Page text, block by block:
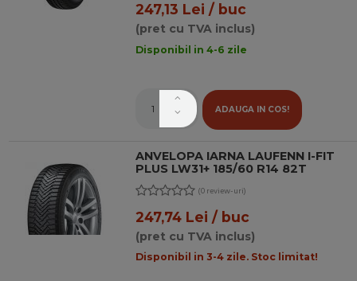
247,13 Lei / buc
(pret cu TVA inclus)
Disponibil in 4-6 zile
ADAUGA IN COS!
ANVELOPA IARNA LAUFENN I-FIT
PLUS LW31+ 185/60 R14 82T
(0 review-uri)
247,74 Lei / buc
(pret cu TVA inclus)
Disponibil in 3-4 zile. Stoc limitat!